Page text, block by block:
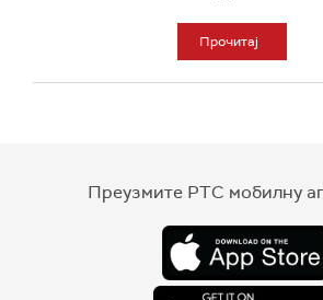
Прочитај
Преузмите РТС мобилну